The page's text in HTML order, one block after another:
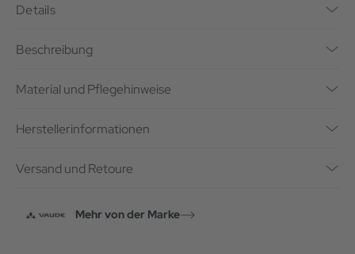
Details
Beschreibung
Material und Pflegehinweise
Herstellerinformationen
Versand und Retoure
Mehr von der Marke